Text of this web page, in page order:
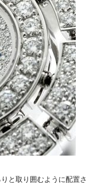
と取り囲むように配置さ